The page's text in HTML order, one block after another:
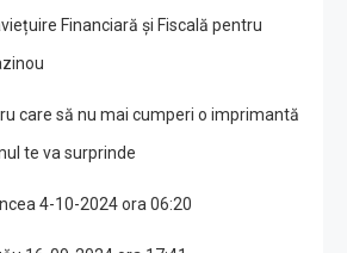
Financiară și Fiscală pentru
care să nu mai cumperi o imprimantă
te va surprinde
4-10-2024 ora 06:20